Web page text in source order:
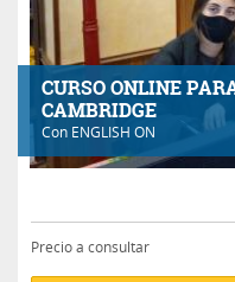
CURSO ONLINE
CAMBRIDGE
Con ENGLISH ON
Precio a consultar